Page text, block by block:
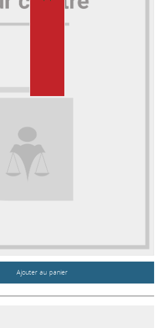
Ajouter au panier